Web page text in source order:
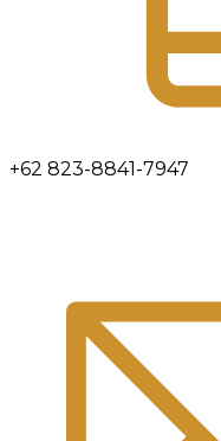
+62 823-8841-7947